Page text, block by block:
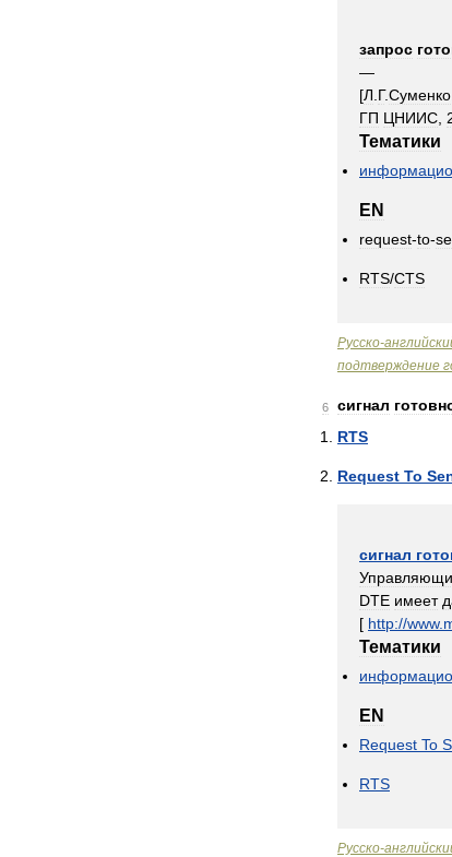
запрос
—
[Л Г.Суменко
ГП ЦНИИС
Тематики
EN
request-to-
RTS/CTS
Русско-
подтверждение
6 сигнал
RTS
Request To
сигнал
DTE имеет
[ http://www.
Тематики
EN
Request To
RTS
Русско-